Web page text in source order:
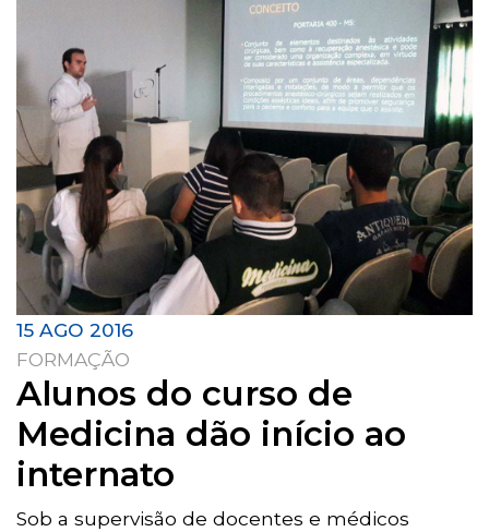
15 AGO 2016
FORMAÇÃO
Alunos do curso de
Medicina dão início ao
internato
Sob a supervisão de docentes e médicos